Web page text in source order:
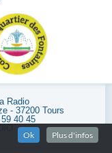
Radio
- 37200 Tours
40 45
Ok Plus d'infos